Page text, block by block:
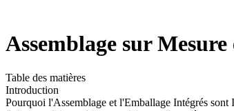
Assemblage sur
Table des matières
Introduction
Pourquoi l'Assemblage et l'Emballage Intégrés sont